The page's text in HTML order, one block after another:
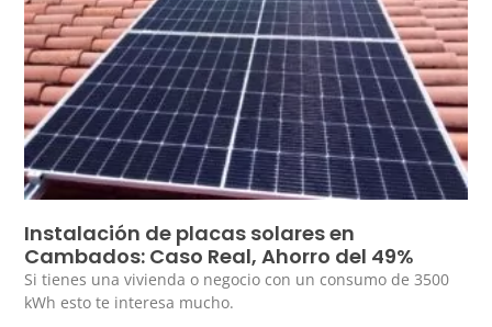
Instalación de placas solares en
Cambados: Caso Real, Ahorro del 49%
Si tienes una vivienda o negocio con un consumo de 3500
kWh esto te interesa mucho.